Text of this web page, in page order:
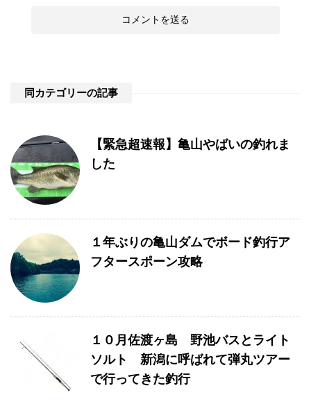
同カテゴリーの記事
【緊急超速報】亀山やばいの釣れま
した
１年ぶりの亀山ダムでボード釣行ア
フタースポーン攻略
１０月佐渡ヶ島 野池バスとライト
ソルト 新潟に呼ばれて弾丸ツアー
で行ってきた釣行